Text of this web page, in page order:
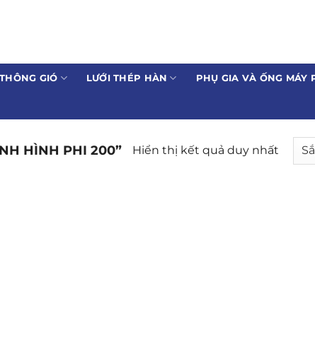
GIÓ LƯỚI THÉP HÀN PHỤ GIA VÀ ỐNG MÁY
HÌNH PHI 200” Hiển thị kết quả duy nhất